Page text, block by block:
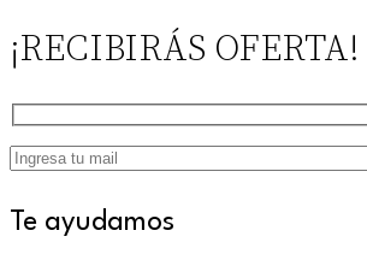
¡RECIBIRÁS OFERTA!
Te ayudamos